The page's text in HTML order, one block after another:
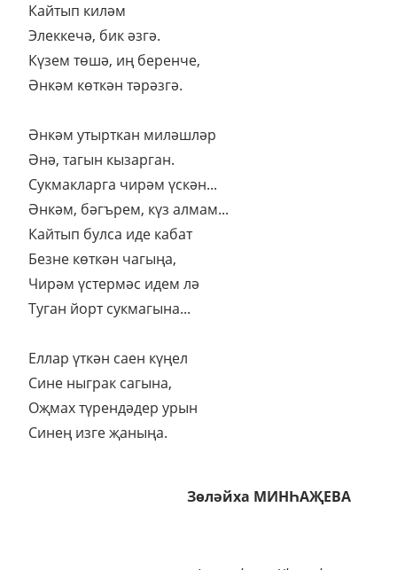
Кайтып киләм
Элеккечә, бик әзгә.
Күзем төшә, иң беренче,
Әнкәм көткән тәрәзгә.
Әнкәм утырткан миләшләр
Әнә, тагын кызарган.
Сукмакларга чирәм үскән...
Әнкәм, бәгърем, күз алмам...
Кайтып булса иде кабат
Безне көткән чагыңа,
Чирәм үстермәс идем лә
Туган йорт сукмагына...
Еллар үткән саен күңел
Сине ныграк сагына,
Оҗмах түрендәдер урын
Синең изге җаныңа.
Зөләйха МИНҺАҖЕВА